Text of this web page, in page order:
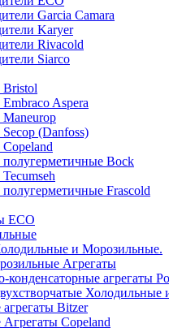
Garcia Camara
Karyer
Rivacold
Siarco
Aspera
(Danfoss)
Bock
Frascold
ECO
и Морозильные.
Агрегаты
конденсаторные агрегаты
Bitzer
Copeland